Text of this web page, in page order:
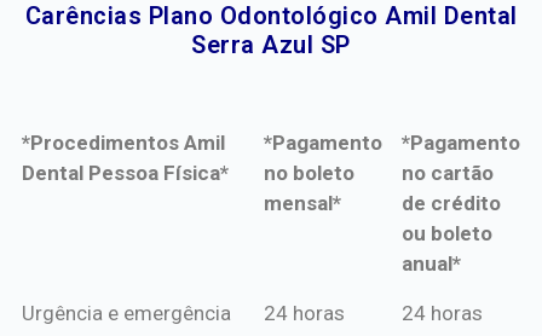
Carências Plano Odontológico Amil Dental
Serra Azul SP​
*Procedimentos Amil
Dental Pessoa Física*
*Pagamento
no boleto
mensal*
*Pagamento
no cartão
de crédito
ou boleto
anual*
*Procedimentos Amil
*Pagamento
*Pagamento
Urgência e emergência 24 horas 24 horas